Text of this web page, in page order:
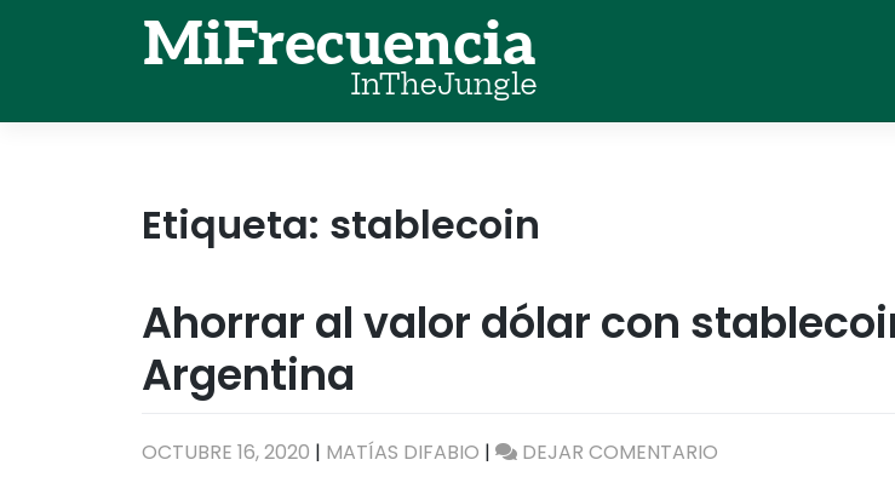
Etiqueta: stablecoin
Ahorrar al valor dólar con
Argentina
OCTUBRE 16, 2020 | MATÍAS DIFABIO | DEJAR COMENTARIO